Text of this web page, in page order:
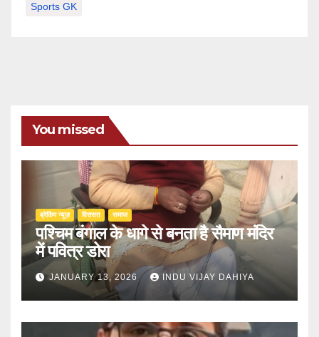
Sports GK
You missed
ब्रेकिंग न्यूज़ ‍‍विरासत समाज
पश्चिम बंगाल के धागे से बनता है सैमाण मंदिर
में पवित्र डोरा
JANUARY 13, 2026 INDU VIJAY DAHIYA